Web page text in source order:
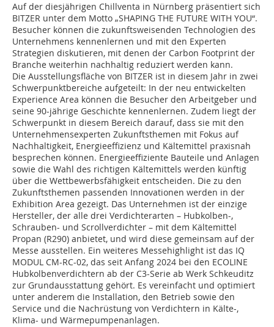
Auf der diesjährigen Chillventa in Nürnberg präsentiert sich
BITZER unter dem Motto „SHAPING THE FUTURE WITH YOU“.
Besucher können die zukunftsweisenden Technologien des
Unternehmens kennenlernen und mit den Experten
Strategien diskutieren, mit denen der Carbon Footprint der
Branche weiterhin nachhaltig reduziert werden kann.
Die Ausstellungsfläche von BITZER ist in diesem Jahr in zwei
Schwerpunktbereiche aufgeteilt: In der neu entwickelten
Experience Area können die Besucher den Arbeitgeber und
seine 90-jährige Geschichte kennenlernen. Zudem liegt der
Schwerpunkt in diesem Bereich darauf, dass sie mit den
Unternehmensexperten Zukunftsthemen mit Fokus auf
Nachhaltigkeit, Energieeffizienz und Kältemittel praxisnah
besprechen können. Energieeffiziente Bauteile und Anlagen
sowie die Wahl des richtigen Kältemittels werden künftig
über die Wettbewerbsfähigkeit entscheiden. Die zu den
Zukunftsthemen passenden Innovationen werden in der
Exhibition Area gezeigt. Das Unternehmen ist der einzige
Hersteller, der alle drei Verdichterarten – Hubkolben-,
Schrauben- und Scrollverdichter – mit dem Kältemittel
Propan (R290) anbietet, und wird diese gemeinsam auf der
Messe ausstellen. Ein weiteres Messehighlight ist das IQ
MODUL CM-RC-02, das seit Anfang 2024 bei den ECOLINE
Hubkolbenverdichtern ab der C3-Serie ab Werk Schkeuditz
zur Grundausstattung gehört. Es vereinfacht und optimiert
unter anderem die Installation, den Betrieb sowie den
Service und die Nachrüstung von Verdichtern in Kälte-,
Klima- und Wärmepumpenanlagen.